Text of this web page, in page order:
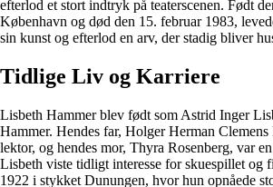
efterlod et stort indtryk på teaterscenen. Født
København og død den 15. februar 1983,
sin kunst og efterlod en arv, der stadig bliver
Tidlige Liv og Karriere
Lisbeth Hammer blev født som Astrid Inger
Hammer. Hendes far, Holger Herman
lektor, og hendes mor, Thyra Rosenberg, var
Lisbeth viste tidligt interesse for skuespillet og
1922 i stykket Dunungen, hvor hun opnåede